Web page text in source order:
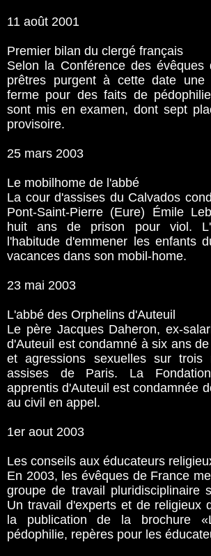
11 août 2001
Premier bilan du clergé français
Selon la Conférence des évêques
prêtres purgent à cette date une
ferme pour des faits de
sont mis en examen, dont sept
provisoire.
25 mars 2003
Le mobilhome de l'abbé
La cour d'assises du Calvados
Pont-Saint-Pierre (Eure) Émile
huit ans de prison pour viol.
l'habitude d'emmener les enfants
vacances dans son mobil-home.
23 mai 2003
L'abbé des Orphelins d'Auteuil
Le père Jacques Daheron, ex-
d'Auteuil est condamné à six ans
et agressions sexuelles sur trois
assises de Paris. La
apprentis d'Auteuil est condamnée
au civil en appel.
1er aout 2003
Les conseils aux éducateurs
En 2003, les évêques de France
groupe de travail pluridisciplinaire
Un travail d'experts et de religieux
la publication de la brochure
pédophilie, repères pour les